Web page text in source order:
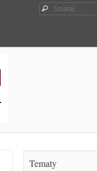
Szukaj
Tematy